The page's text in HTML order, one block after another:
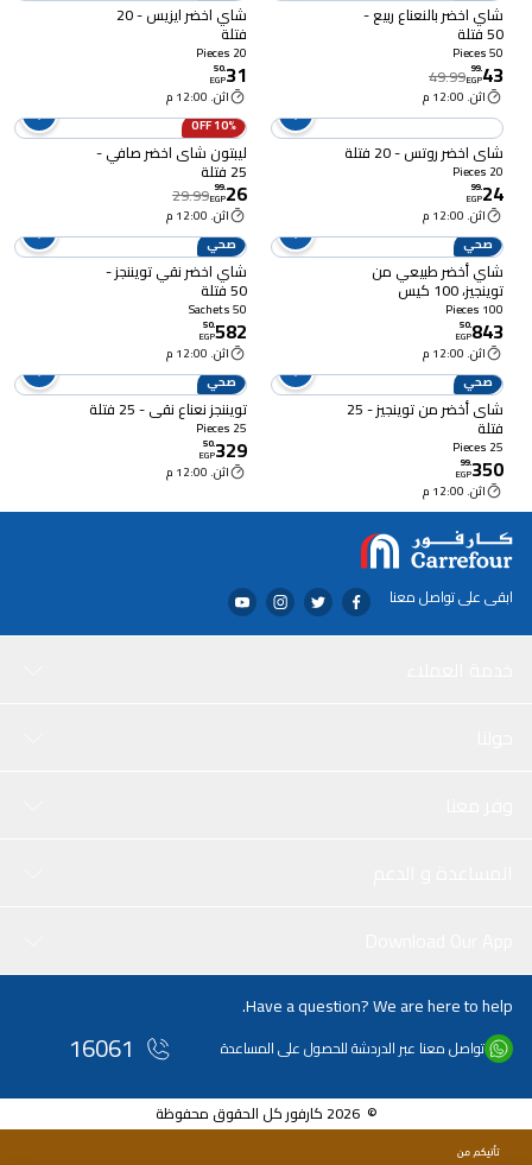
شاي اخضر بالنعناع ربيع -
50 فتلة
50 Pieces
43
.
99
EGP
49.99
اثن. 12:00 م
شاي اخضر ايزيس - 20
فتلة
20 Pieces
31
.
50
EGP
اثن. 12:00 م
شاي اخضر روتس - 20 فتلة
20 Pieces
24
.
99
EGP
اثن. 12:00 م
10% OFF
ليبتون شاى اخضر صافي -
25 فتلة
26
.
99
EGP
29.99
اثن. 12:00 م
صحي
شاي أخضر طبيعي من
توينجيز، 100 كيس
100 Pieces
843
.
50
EGP
اثن. 12:00 م
صحي
شاي اخضر نقي تويننجز -
50 فتلة
50 Sachets
582
.
50
EGP
اثن. 12:00 م
صحي
شاى أخضر من توينجيز - 25
فتلة
25 Pieces
350
.
99
EGP
اثن. 12:00 م
صحي
تويننجز نعناع نقي - 25 فتلة
25 Pieces
329
.
50
EGP
اثن. 12:00 م
ابقى على تواصل معنا
Have a question? We are here to help.
تواصل معنا عبر الدردشة للحصول على المساعدة 16061
© 2026 كارفور كل الحقوق محفوظة